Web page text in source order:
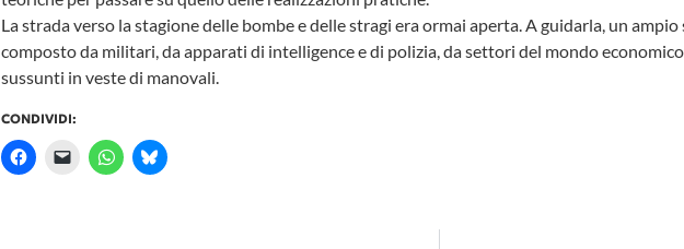
La strada verso la stagione delle bombe e delle stragi era ormai aperta. A guidarla, un
composto da militari, da apparati di intelligence e di polizia, da settori del mondo
sussunti in veste di manovali.
CONDIVIDI: